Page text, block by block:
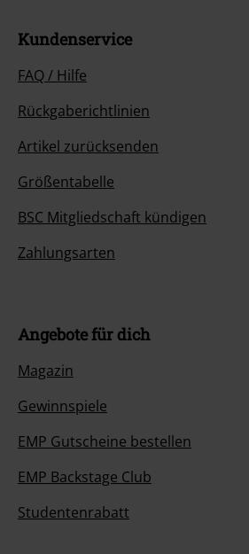
Kundenservice
FAQ / Hilfe
Rückgaberichtlinien
Artikel zurücksenden
Größentabelle
BSC Mitgliedschaft kündigen
Zahlungsarten
Angebote für dich
Magazin
Gewinnspiele
EMP Gutscheine bestellen
EMP Backstage Club
Studentenrabatt